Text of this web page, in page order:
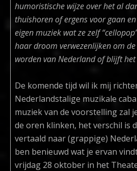
humoristische wijze over het al
thuishoren of ergens voor gaan
eigen muziek wat ze zelf
haar droom verwezenlijken om
worden van Nederland of blijft
De komende tijd wil ik mij
Nederlandstalige muzikale
muziek van de voorstelling zal
de oren klinken, het verschil is
vertaald naar (grappige)
ben benieuwd wat je ervan
vrijdag 28 oktober in het